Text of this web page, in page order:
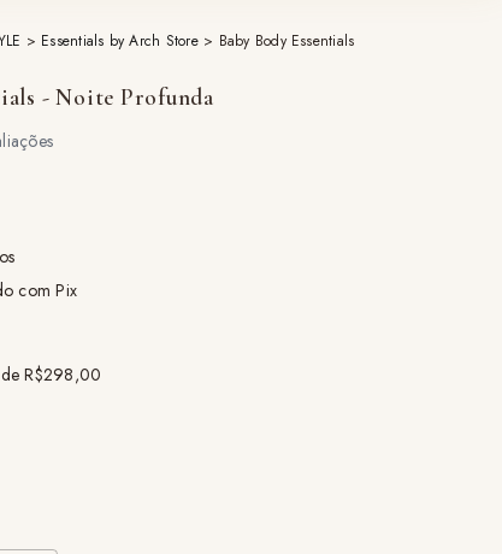
> Essentials by Arch Store > Baby Body Essentials
- Noite Profunda
com Pix
deR$298,00